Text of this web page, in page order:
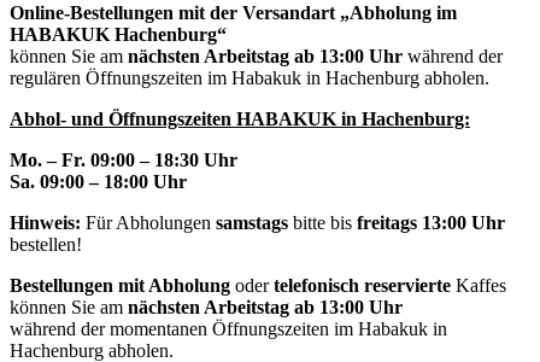
Online-Bestellungen mit der Versandart „Abholung im
HABAKUK Hachenburg“
können Sie am nächsten Arbeitstag ab 13:00 Uhr während der
regulären Öffnungszeiten im Habakuk in Hachenburg abholen.
Abhol- und Öffnungszeiten HABAKUK in Hachenburg:
Mo. – Fr. 09:00 – 18:30 Uhr
Sa. 09:00 – 18:00 Uhr
Hinweis: Für Abholungen samstags bitte bis freitags 13:00 Uhr
bestellen!
Bestellungen mit Abholung odertelefonisch reservierte Kaffes
können Sie am nächsten Arbeitstag ab 13:00 Uhr
während der momentanen Öffnungszeiten im Habakuk in
Hachenburg abholen.